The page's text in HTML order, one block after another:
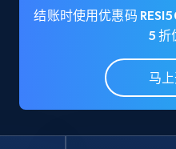
结账时使用优惠码
5 折
马